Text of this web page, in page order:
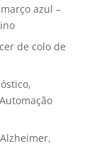
azul –
de colo de